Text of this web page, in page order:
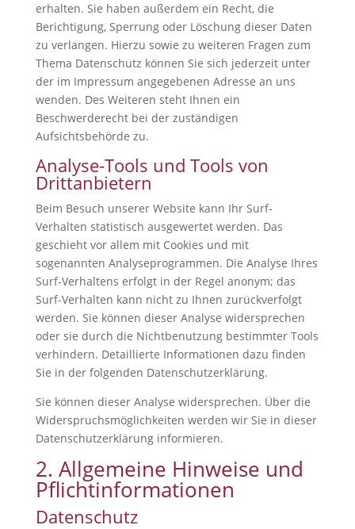
erhalten. Sie haben außerdem ein Recht, die
Berichtigung, Sperrung oder Löschung dieser Daten
zu verlangen. Hierzu sowie zu weiteren Fragen zum
Thema Datenschutz können Sie sich jederzeit unter
der im Impressum angegebenen Adresse an uns
wenden. Des Weiteren steht Ihnen ein
Beschwerderecht bei der zuständigen
Aufsichtsbehörde zu.
Analyse-Tools und Tools von
Drittanbietern
Beim Besuch unserer Website kann Ihr Surf-
Verhalten statistisch ausgewertet werden. Das
geschieht vor allem mit Cookies und mit
sogenannten Analyseprogrammen. Die Analyse Ihres
Surf-Verhaltens erfolgt in der Regel anonym; das
Surf-Verhalten kann nicht zu Ihnen zurückverfolgt
werden. Sie können dieser Analyse widersprechen
oder sie durch die Nichtbenutzung bestimmter Tools
verhindern. Detaillierte Informationen dazu finden
Sie in der folgenden Datenschutzerklärung.
Sie können dieser Analyse widersprechen. Über die
Widerspruchsmöglichkeiten werden wir Sie in dieser
Datenschutzerklärung informieren.
2. Allgemeine Hinweise und
Pflichtinformationen
Datenschutz